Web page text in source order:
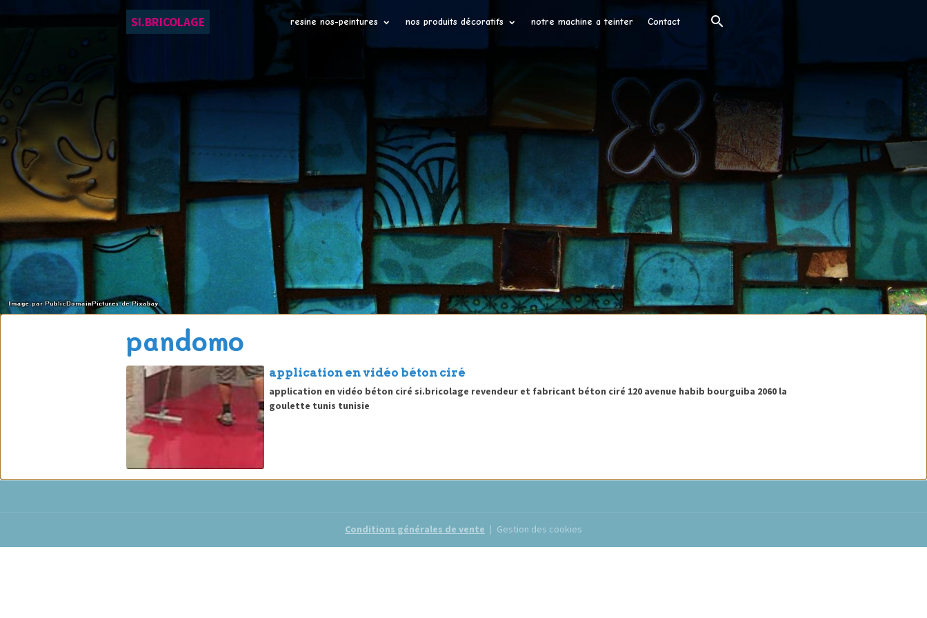
SI.BRICOLAGE resine nos-peintures nos produits décoratifs notre machine a teinter Contact
pandomo
application en vidéo béton ciré
application en vidéo béton ciré si.bricolage revendeur et fabricant béton ciré 120 avenue habib bourguiba 2060 la
goulette tunis tunisie
Conditions générales de vente Gestion des cookies